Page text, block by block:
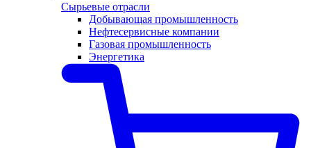
Сырьевые отрасли
Добывающая промышленность
Нефтесервисные компании
Газовая промышленность
Энергетика